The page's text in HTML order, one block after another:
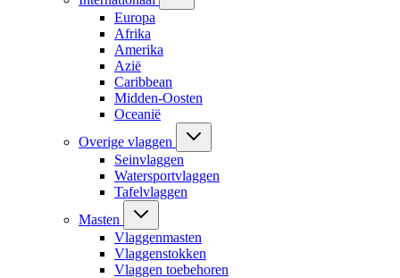
Europa
Afrika
Amerika
Azië
Caribbean
Midden-Oosten
Oceanië
Overige vlaggen
Seinvlaggen
Watersportvlaggen
Tafelvlaggen
Masten
Vlaggenmasten
Vlaggenstokken
Vlaggen toebehoren